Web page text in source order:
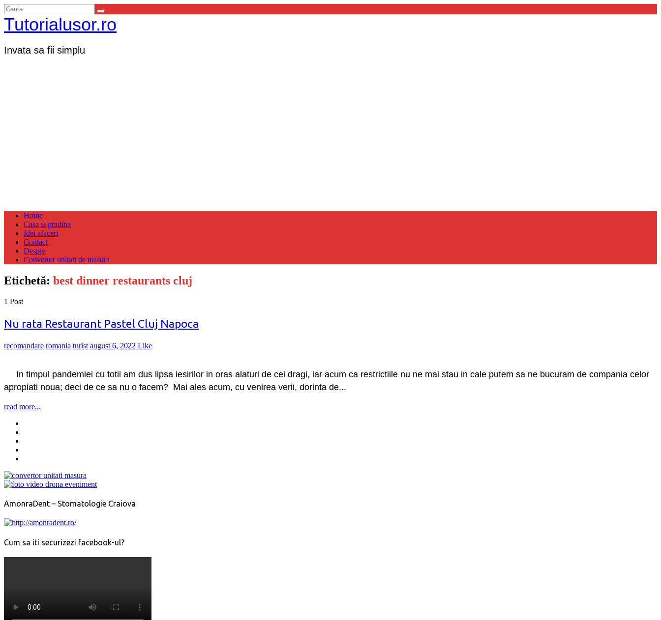
Tutorialusor.ro
Invata sa fii simplu
Home
Casa si gradina
Idei afaceri
Contact
Despre
Convertor unitati de masura
Etichetă: best dinner restaurants cluj
1 Post
Nu rata Restaurant Pastel Cluj Napoca
recomandare romania turist august 6, 2022 Like
In timpul pandemiei cu totii am dus lipsa iesirilor in oras alaturi de cei dragi, iar acum ca restrictiile nu ne mai stau in cale putem sa ne bucuram de compania celor
apropiati noua; deci de ce sa nu o facem? Mai ales acum, cu venirea verii, dorinta de...
read more...
AmonraDent – Stomatologie Craiova
Cum sa iti securizezi facebook-ul?